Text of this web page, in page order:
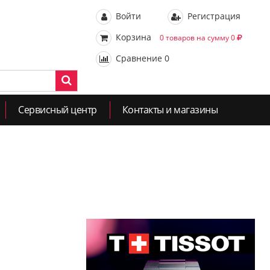
Войти
Регистрация
Корзина
0 товаров на сумму 0
Сравнение 0
Сервисный центр Контакты и магазины